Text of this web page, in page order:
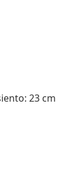
23 cm